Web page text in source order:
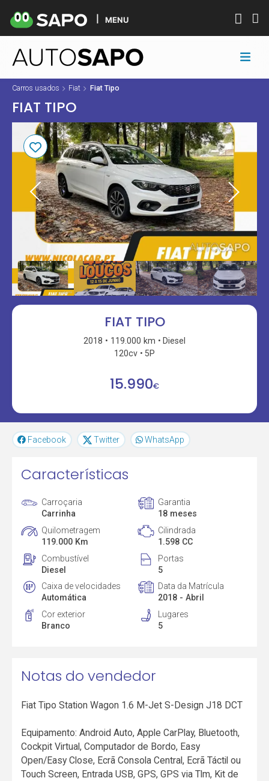
MENU
Carros usados Fiat Fiat Tipo
FIAT TIPO
FIAT TIPO
2018 119.000 km
Diesel
120cv
5P
15.990€
Facebook Twitter WhatsApp
Características
Carroçaria
Carrinha
Garantia
18 meses
Quilometragem
119.000 Km
Cilindrada
1.598 CC
Combustível
Diesel
Portas
5
Caixa de velocidades
Automática
Data da Matrícula
2018 - Abril
Cor exterior
Branco
Lugares
5
Notas do vendedor
Fiat Tipo Station Wagon 1.6 M-Jet S-Design J18 DCT
Equipamento: Android Auto, Apple CarPlay, Bluetooth,
Cockpit Virtual, Computador de Bordo, Easy
Open/Easy Close, Ecrã Consola Central, Ecrã Táctil ou
Touch Screen, Entrada USB, GPS, GPS via Tlm, Kit de